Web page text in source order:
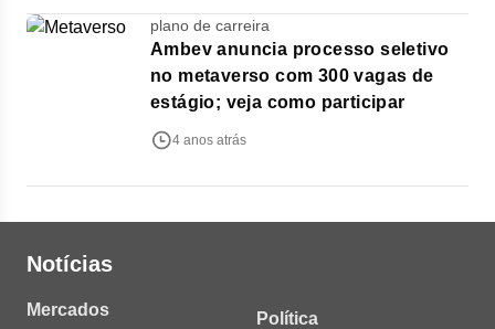
plano de carreira
Ambev anuncia processo seletivo
no metaverso com 300 vagas de
estágio; veja como participar
4 anos atrás
Notícias
Mercados Política